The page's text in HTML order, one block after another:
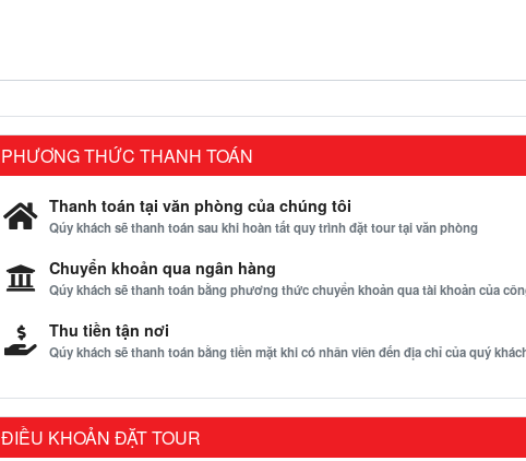
PHƯƠNG THỨC THANH TOÁN
Thanh toán tại văn phòng của chúng tôi
Qúy khách sẽ thanh toán sau khi hoàn tất quy trình đặt tour tại văn phòng
Chuyển khoản qua ngân hàng
Qúy khách sẽ thanh toán bằng phương thức chuyển khoản qua tài khoản của
Thu tiền tận nơi
Qúy khách sẽ thanh toán bằng tiền mặt khi có nhân viên đến địa chỉ của quý
ĐIỀU KHOẢN ĐẶT TOUR